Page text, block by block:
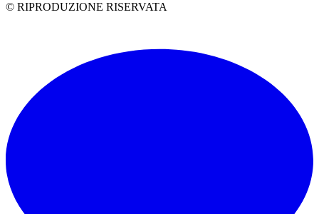
© RIPRODUZIONE RISERVATA